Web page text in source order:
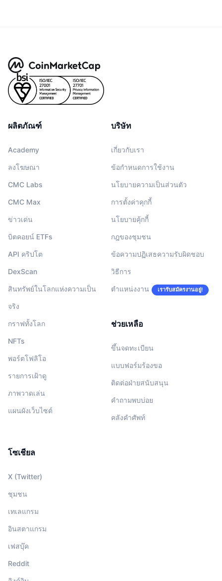
ผลิตภัณฑ์
Academy
ลงโฆษณา
CMC Labs
CMC Max
ข่าวเด่น
บิตคอยน์ ETFs
API คริปโต
DexScan
สินทรัพย์ในโลกแห่งความเป็น
จริง
กราฟทั้งโลก
NFTs
พอร์ตโฟลิโอ
รายการเฝ้าดู
ภาพวาดเล่น
แผนผังเว็บไซต์
บริษัท
เกี่ยวกับเรา
ข้อกำหนดการใช้งาน
นโยบายความเป็นส่วนตัว
การตั้งค่าคุกกี้
นโยบายคุ้กกี้
กฎของชุมชน
ข้อความปฏิเสธความรับผิดชอบ
วิธีการ
ตำแหน่งงาน เรารับสมัครงานอยู่!
ช่วยเหลือ
ขึ้นจดทะเบียน
แบบฟอร์มร้องขอ
ติดต่อฝ่ายสนับสนุน
คำถามพบบ่อย
คลังคำศัพท์
โซเชียล
X (Twitter)
ชุมชน
เทเลแกรม
อินสตาแกรม
เฟสบุ๊ค
Reddit